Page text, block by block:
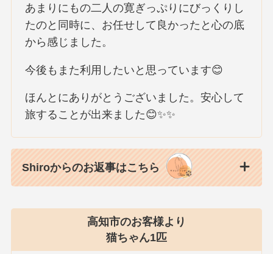
あまりにもの二人の寛ぎっぷりにびっくりし
たのと同時に、お任せして良かったと心の底
から感じました。
今後もまた利用したいと思っています😊
ほんとにありがとうございました。安心して
旅することが出来ました😊✨✨
Shiroからのお返事はこちら
高知市のお客様より
猫ちゃん1匹